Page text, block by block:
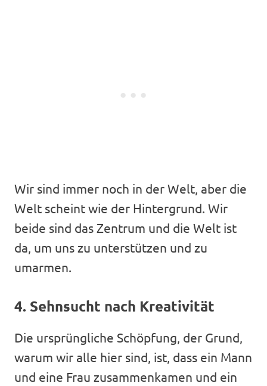
Wir sind immer noch in der Welt, aber die
Welt scheint wie der Hintergrund. Wir
beide sind das Zentrum und die Welt ist
da, um uns zu unterstützen und zu
umarmen.
4. Sehnsucht nach Kreativität
Die ursprüngliche Schöpfung, der Grund,
warum wir alle hier sind, ist, dass ein Mann
und eine Frau zusammenkamen und ein